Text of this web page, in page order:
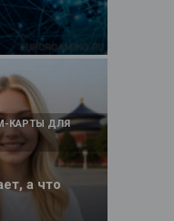
а что
КАРТЫ ДЛЯ